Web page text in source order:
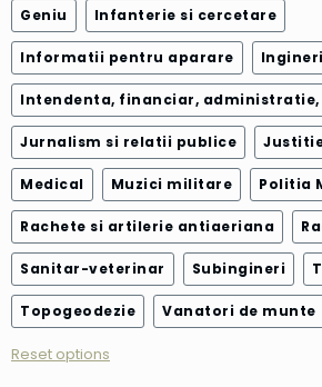
Geniu Infanterie si cercetare
Informatii pentru aparare Ingineri
Intendenta, financiar,
Jurnalism si relatii publice
Medical Muzici militare Politia
Rachete si artilerie antiaeriana
Sanitar-veterinar Subingineri
Topogeodezie Vanatori de munte
Reset options